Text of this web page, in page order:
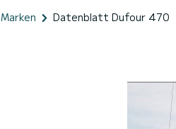
Marken Datenblatt Dufour 470